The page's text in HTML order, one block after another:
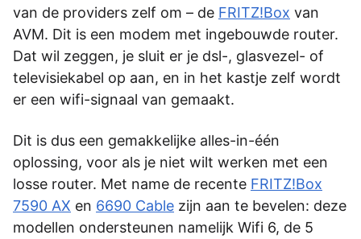
van de providers zelf om – de FRITZ!Box van
AVM. Dit is een modem met ingebouwde router.
Dat wil zeggen, je sluit er je dsl-, glasvezel- of
televisiekabel op aan, en in het kastje zelf wordt
er een wifi-signaal van gemaakt.
Dit is dus een gemakkelijke alles-in-één
oplossing, voor als je niet wilt werken met een
losse router. Met name de recente FRITZ!Box
7590 AX en 6690 Cable zijn aan te bevelen: deze
modellen ondersteunen namelijk Wifi 6, de 5